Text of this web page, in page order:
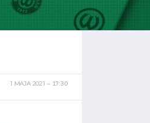
1 MAJA 2021
17:30